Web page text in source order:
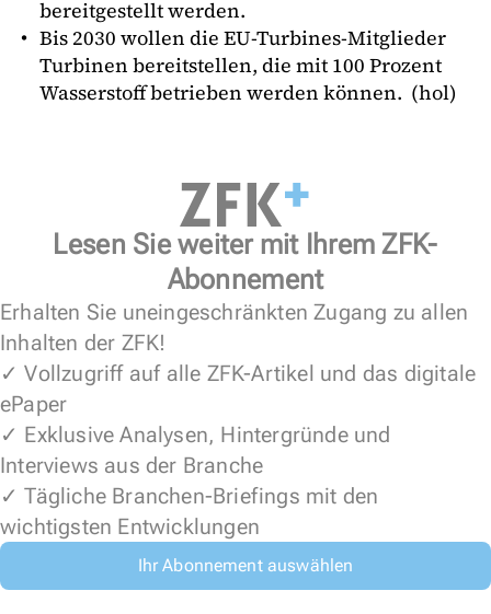
bereitgestellt werden.
Bis 2030 wollen die EU-Turbines-Mitglieder
Turbinen bereitstellen, die mit 100 Prozent
Wasserstoff betrieben werden können. (hol)
Lesen Sie weiter mit Ihrem ZFK-
Abonnement
Erhalten Sie uneingeschränkten Zugang zu allen
Inhalten der ZFK!
✓ Vollzugriff auf alle ZFK-Artikel und das digitale
ePaper
✓ Exklusive Analysen, Hintergründe und
Interviews aus der Branche
✓ Tägliche Branchen-Briefings mit den
wichtigsten Entwicklungen
Ihr Abonnement auswählen